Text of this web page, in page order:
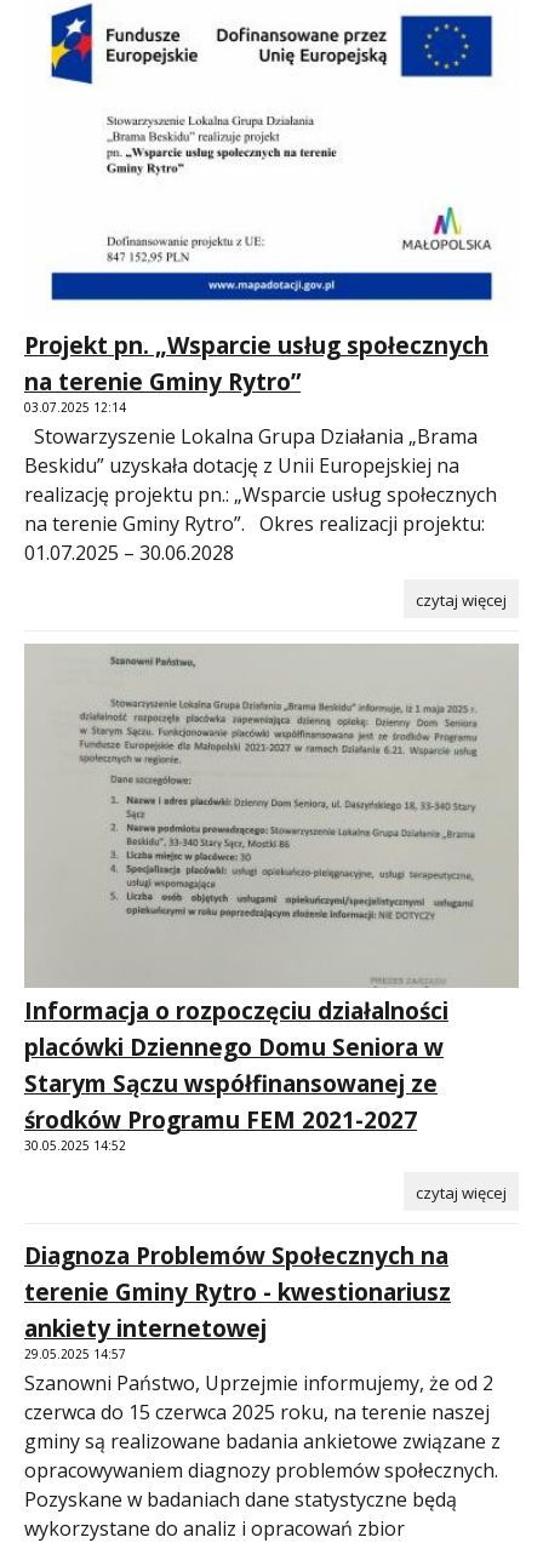
Projekt pn. „Wsparcie usług społecznych
na terenie Gminy Rytro”
03.07.2025 12:14
Stowarzyszenie Lokalna Grupa Działania „Brama
Beskidu” uzyskała dotację z Unii Europejskiej na
realizację projektu pn.: „Wsparcie usług społecznych
na terenie Gminy Rytro”. Okres realizacji projektu:
01.07.2025 – 30.06.2028
czytaj więcej
Informacja o rozpoczęciu działalności
placówki Dziennego Domu Seniora w
Starym Sączu współfinansowanej ze
środków Programu FEM 2021-2027
30.05.2025 14:52
czytaj więcej
Diagnoza Problemów Społecznych na
terenie Gminy Rytro - kwestionariusz
ankiety internetowej
29.05.2025 14:57
Szanowni Państwo, Uprzejmie informujemy, że od 2
czerwca do 15 czerwca 2025 roku, na terenie naszej
gminy są realizowane badania ankietowe związane z
opracowywaniem diagnozy problemów społecznych.
Pozyskane w badaniach dane statystyczne będą
wykorzystane do analiz i opracowań zbior